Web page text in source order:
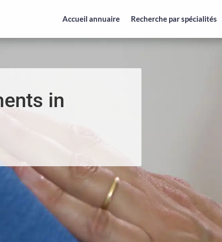
Accueil annuaire Recherche par spécialités
in